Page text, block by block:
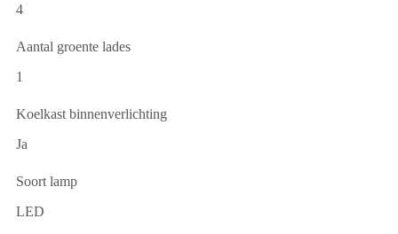
4
Aantal groente lades
1
Koelkast binnenverlichting
Ja
Soort lamp
LED